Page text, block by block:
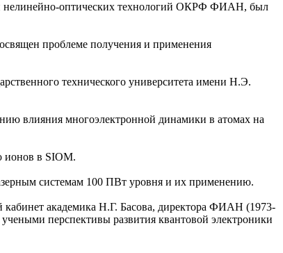
нелинейно-оптических технологий ОКРФ ФИАН, был
проблеме получения и применения
технического университета имени Н.Э.
влияния многоэлектронной динамики в атомах на
ионов в SIOM.
системам 100 ПВт уровня и их применению.
кабинет академика Н.Г. Басова, директора ФИАН (1973-
перспективы развития квантовой электроники